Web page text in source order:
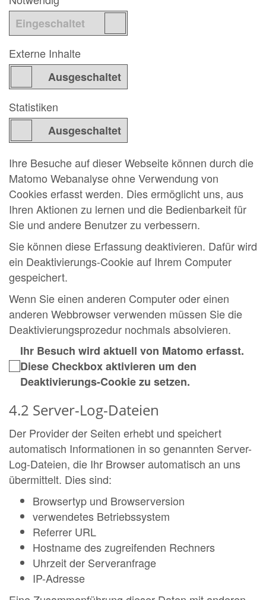
Externe Inhalte
Statistiken
Ihre Besuche auf dieser Webseite können durch die
Matomo Webanalyse ohne Verwendung von
Cookies erfasst werden. Dies ermöglicht uns, aus
Ihren Aktionen zu lernen und die Bedienbarkeit für
Sie und andere Benutzer zu verbessern.
Sie können diese Erfassung deaktivieren. Dafür wird
ein Deaktivierungs-Cookie auf Ihrem Computer
gespeichert.
Wenn Sie einen anderen Computer oder einen
anderen Webbrowser verwenden müssen Sie die
Deaktivierungsprozedur nochmals absolvieren.
Ihr Besuch wird aktuell von Matomo erfasst.
Diese Checkbox aktivieren um den
Deaktivierungs-Cookie zu setzen.
4.2 Server-Log-Dateien
Der Provider der Seiten erhebt und speichert
automatisch Informationen in so genannten Server-
Log-Dateien, die Ihr Browser automatisch an uns
übermittelt. Dies sind:
Browsertyp und Browserversion
verwendetes Betriebssystem
Referrer URL
Hostname des zugreifenden Rechners
Uhrzeit der Serveranfrage
IP-Adresse